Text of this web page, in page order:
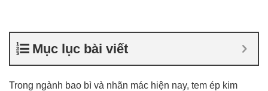
Mục lục bài viết
Trong ngành bao bì và nhãn mác hiện nay, tem ép kim